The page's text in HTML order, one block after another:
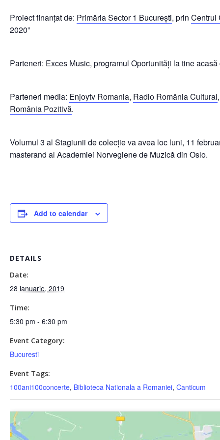
Proiect finanțat de: Primăria Sector 1 Bucureşti, prin Centrul
2020”
Parteneri: Exces Music, programul Oportunități la tine
Parteneri media: Enjoytv Romania, Radio România Cultural
România Pozitivă.
Volumul 3 al Stagiunii de colecție va avea loc luni, 11
masterand al Academiei Norvegiene de Muzică din Oslo.
Add to calendar
DETAILS
Date:
28 ianuarie, 2019
Time:
5:30 pm - 6:30 pm
Event Category:
Bucuresti
Event Tags:
100ani100concerte, Biblioteca Nationala a Romaniei, Canticum